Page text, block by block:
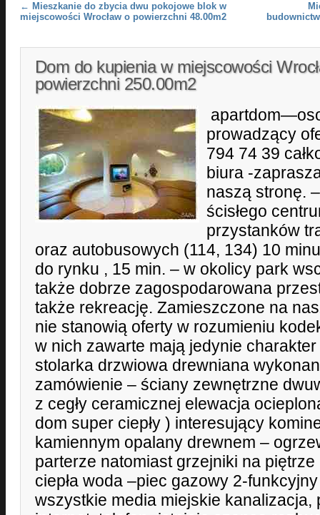
Post navigation
← Mieszkanie do zbycia dwu pokojowe blok w
miejscowości Wrocław o powierzchni 48.00m2
Dom do kupienia w miejscowości
powierzchni 250.00m2
prowadzący
794 74 39
biura -
naszą stronę.
ścisłego
przystanków
oraz autobusowych (114, 134) 10
do rynku , 15 min. – w okolicy park
także dobrze zagospodarowana
także rekreację. Zamieszczone na
nie stanowią oferty w rozumieniu
w nich zawarte mają jedynie
stolarka drzwiowa drewniana
zamówienie – ściany zewnętrzne
z cegły ceramicznej elewacja
dom super ciepły ) interesujący
kamiennym opalany drewnem –
parterze natomiast grzejniki na
ciepła woda –piec gazowy 2-
wszystkie media miejskie kanalizacja,